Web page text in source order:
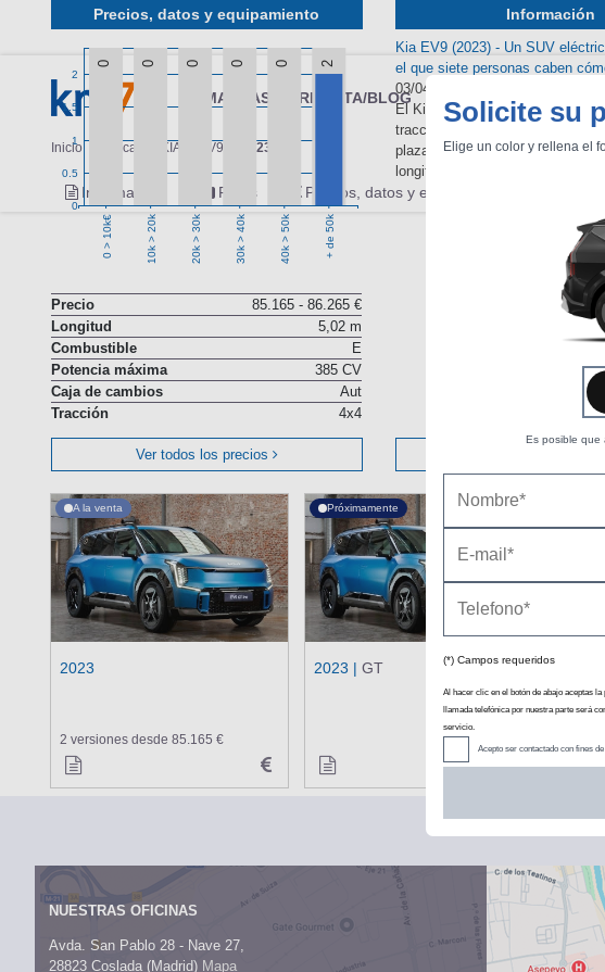
Solicite su
Elige un color y rellena el
Es posible que
(*) Campos requeridos
Al hacer clic en el botón de abajo aceptas
llamada telefónica por nuestra parte será
servicio.
Acepto ser contactado con fines
MARCAS REVISTA/BLOG OTRAS SECCIONES
Inicio Marcas KIA EV9 2023
Información Fotos Precios, datos y equipamientos
Precios, datos y equipamiento
0
0.5
1
1.5
2
0 0 0 0 0 2
0 > 10k€ 10k > 20k 20k > 30k 30k > 40k 40k > 50k + de 50k
Precio
85.165 - 86.265 €
Longitud
5,02 m
Combustible
E
Potencia máxima
385 CV
Caja de cambios
Aut
Tracción
4x4
Ver todos los precios
Información
Kia EV9 (2023) - Un SUV
el que siete personas caben
03/04/2024
El Kia EV9 es un SUV eléctrico
tracción total y un habitáculo de
plazas. La carrocería mide 5,02
longitud.
A la venta
2023
2 versiones desde 85.165 €
Próximamente
2023 | GT
NUESTRAS OFICINAS
Avda. San Pablo 28 - Nave 27,
28823 Coslada (Madrid) Mapa